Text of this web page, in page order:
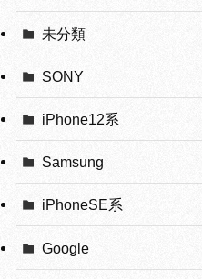
未分類
SONY
iPhone12系
Samsung
iPhoneSE系
Google